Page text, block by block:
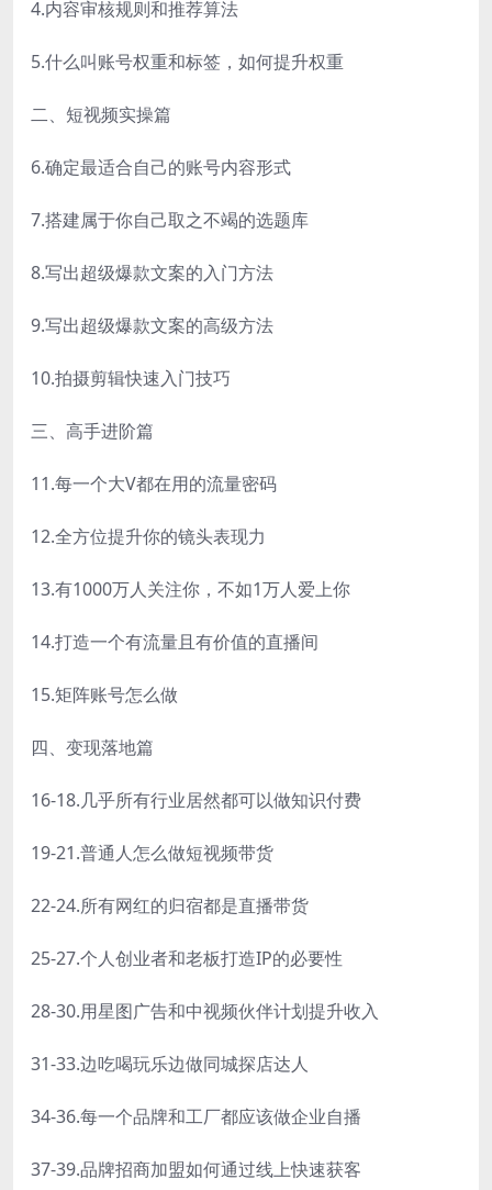
4.内容审核规则和推荐算法
5.什么叫账号权重和标签，如何提升权重
二、短视频实操篇
6.确定最适合自己的账号内容形式
7.搭建属于你自己取之不竭的选题库
8.写出超级爆款文案的入门方法
9.写出超级爆款文案的高级方法
10.拍摄剪辑快速入门技巧
三、高手进阶篇
11.每一个大V都在用的流量密码
12.全方位提升你的镜头表现力
13.有1000万人关注你，不如1万人爱上你
14.打造一个有流量且有价值的直播间
15.矩阵账号怎么做
四、变现落地篇
16-18.几乎所有行业居然都可以做知识付费
19-21.普通人怎么做短视频带货
22-24.所有网红的归宿都是直播带货
25-27.个人创业者和老板打造IP的必要性
28-30.用星图广告和中视频伙伴计划提升收入
31-33.边吃喝玩乐边做同城探店达人
34-36.每一个品牌和工厂都应该做企业自播
37-39.品牌招商加盟如何通过线上快速获客